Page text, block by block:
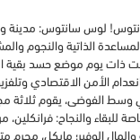
لوس سانتوس: مدينة
الذاتية والنجوم
ذات يوم موضع حسد بقية
الأمن الاقتصادي
الفوضى، يقوم ثلاثة
للبقاء والنجاح: فرانكلين،
الوفير؛ مايكل، مجرم